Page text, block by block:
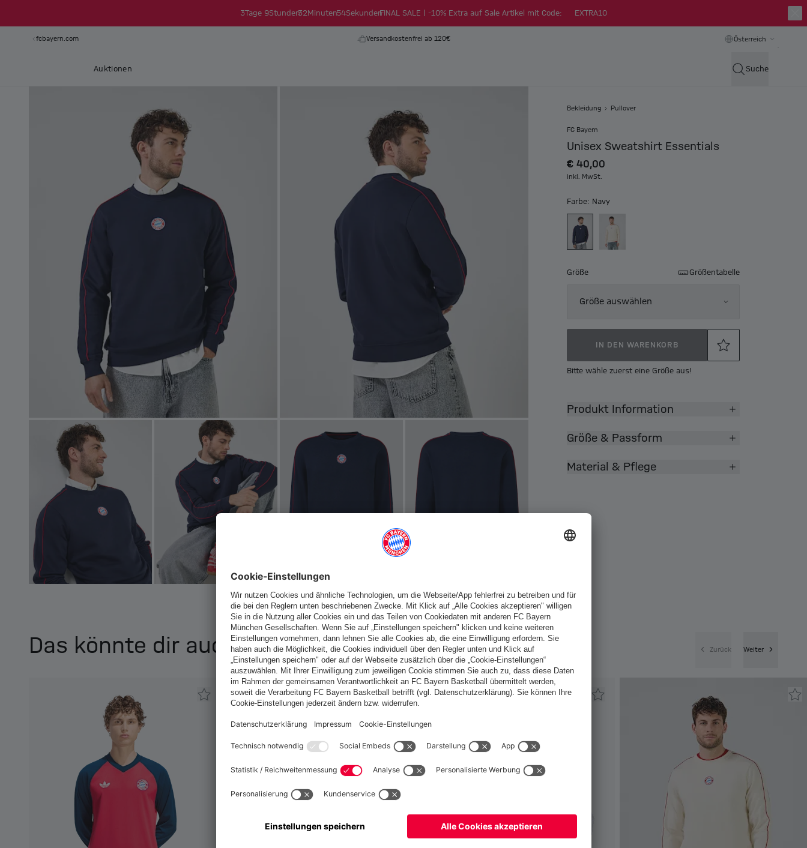
3Tage 9Stunden32Minuten53SekundenFINAL SALE | -10% Extra auf Sale Artikel mit Code: EXTRA10
fcbayern.com Versandkostenfrei ab 120€ Österreich
Auktionen Suche
Bekleidung Pullover
FC Bayern
Unisex Sweatshirt Essentials
€ 40,00
inkl. MwSt.
Farbe: Navy
Größe Größentabelle
Größe auswählen
IN DEN WARENKORB
Bitte wähle zuerst eine Größe aus!
Produkt Information
Größe & Passform
Material & Pflege
Das könnte dir auch gefallen Zurück Weiter
Möchtest du im Store Österreichbleiben?
Ja,Österreich, um dorthin zu liefern!